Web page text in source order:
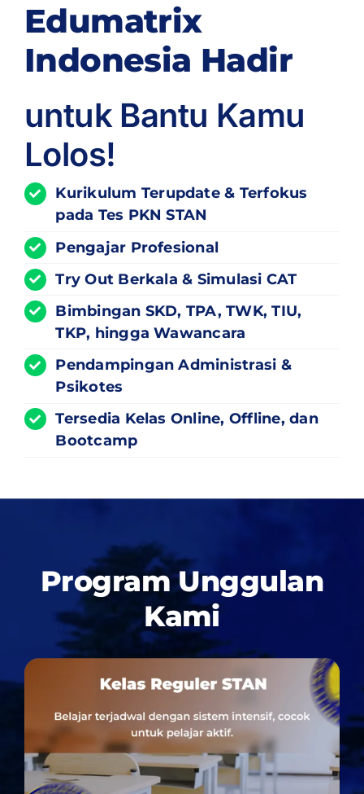
Edumatrix
Indonesia Hadir
untuk Bantu Kamu
Lolos!
Kurikulum Terupdate& Terfokus
pada Tes PKN STAN
Pengajar Profesional
Try Out Berkala & Simulasi CAT
Bimbingan SKD, TPA, TWK, TIU,
TKP, hingga Wawancara
Pendampingan Administrasi &
Psikotes
Tersedia Kelas Online, Offline, dan
Bootcamp
Program Unggulan
Kami